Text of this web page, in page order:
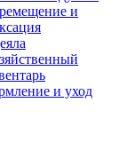
и
и уход